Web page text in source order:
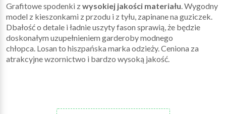
Grafitowe spodenki zwysokiej jakości materiału. Wygodny
model z kieszonkami z przodu i z tyłu, zapinane na guziczek.
Dbałość o detale i ładnie uszyty fason sprawią, że będzie
doskonałym uzupełnieniem garderoby modnego
chłopca. Losan to hiszpańska marka odzieży. Ceniona za
atrakcyjne wzornictwo i bardzo wysoką jakość.